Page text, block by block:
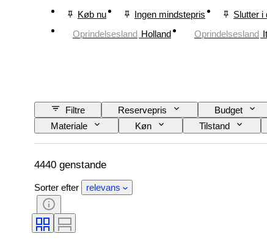
Køb nu Ingen mindstepris Slutter i
Oprindelsesland Holland Oprindelsesland
Filtre Reservepris Budget
Materiale
Køn Tilstand
Udgave
Sprog Farve
4440 genstande
Sorter efter relevans